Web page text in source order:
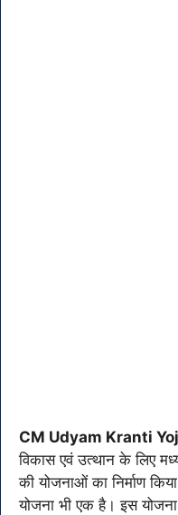
CM Udyam Kranti
विकास एवं उत्थान के लिए
की योजनाओं का निर्माण
योजना भी एक है। इस